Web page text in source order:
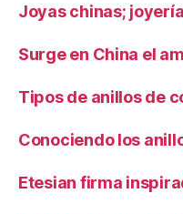
Joyas chinas;
Surge en China el
Tipos de anillos de
Conociendo los
Etesian firma